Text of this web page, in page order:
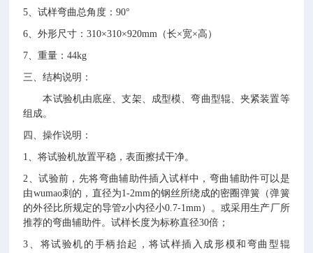
5、试样弯曲总角度：90°
6、外形尺寸：310×310×920mm （长×宽×高）
7、重量：44kg
三、结构说明：
本试验机由底座、支架、成型模、弯曲型辊、夹紧装置等
组成。
四、操作说明：
1、将试验机放置平稳，表面擦拭干净。
2、试验前，先将弯曲辅助件插入试样中，弯曲辅助件可以是
由wumao刺的，直径为1-2mm的钢丝所绕成的密圈弹簧（弹簧
的外径比所规定的导管z小内径小0.7-1mm）。或采用生产厂所
推荐的弯曲辅助件。试样长度为标称直径30倍 ；
3 、将试验机的手柄抬起，将试样插入成形模和弯曲型辊